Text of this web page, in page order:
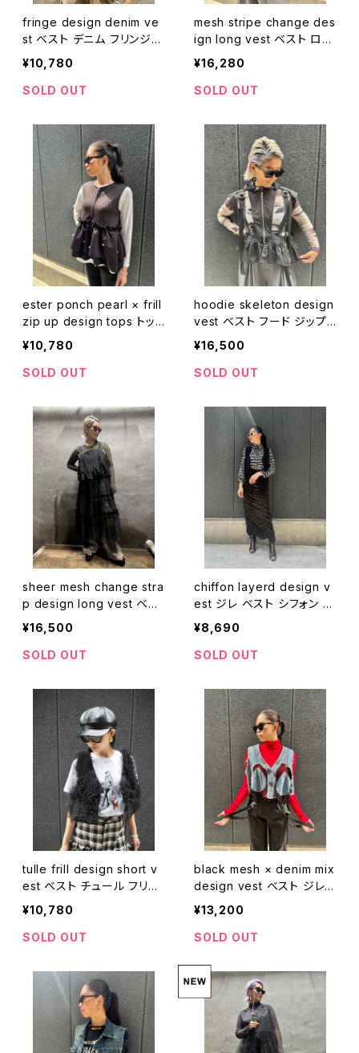
fringe design denim ve
st ベスト デニム フリンジ
重ね着
¥10,780
SOLD OUT
mesh stripe change des
ign long vest ベスト ロン
グベスト メッシュ ストライ
プ ブラック 黒 重ね着 衿付
き
¥16,280
SOLD OUT
ester ponch pearl × frill
zip up design tops トッ
プス ベスト ジップアップ フ
リル パール ウレタン ブラッ
ク 黒 重ね着
¥10,780
SOLD OUT
hoodie skeleton design
vest ベスト フード ジップ
アップ スケルトン ベルト 重
ね着 ブラック 黒
¥16,500
SOLD OUT
sheer mesh change stra
p design long vest ベス
ト チュール メッシュ フリル
ストラップ ジップアップ 重
ね着 ジレ
¥16,500
SOLD OUT
chiffon layerd design v
est ジレ ベスト シフォン 重
ね着 レイヤード
¥8,690
SOLD OUT
tulle frill design short v
est ベスト チュール フリル
リボン 重ね着
¥10,780
SOLD OUT
black mesh × denim mix
design vest ベスト ジレ
デニム メッシュ 切替デザイ
ン 重ね着
¥13,200
SOLD OUT